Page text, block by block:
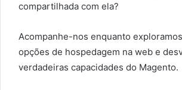
compartilhada com ela?
Acompanhe-nos enquanto
opções de hospedagem na web e
verdadeiras capacidades do Magento.